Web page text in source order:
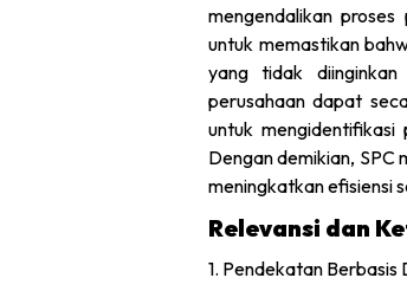
mengendalikan
untuk memastikan
yang tidak diinginkan
perusahaan dapat
untuk
Dengan demikian, SPC
meningkatkan efisiensi
Relevansi dan
1. Pendekatan Berbasis